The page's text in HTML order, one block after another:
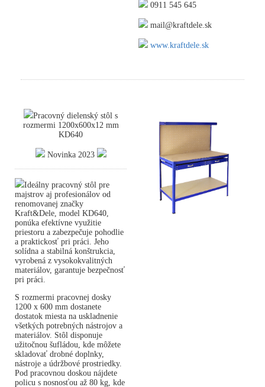
0911 545 645
mail@kraftdele.sk
www.kraftdele.sk
Pracovný dielenský stôl s
rozmermi 1200x600x12 mm
KD640
Novinka 2023
Ideálny pracovný stôl pre
majstrov aj profesionálov od
renomovanej značky
Kraft&Dele, model KD640,
ponúka efektívne využitie
priestoru a zabezpečuje pohodlie
a praktickosť pri práci. Jeho
solídna a stabilná konštrukcia,
vyrobená z vysokokvalitných
materiálov, garantuje bezpečnosť
pri práci.
S rozmermi pracovnej dosky
1200 x 600 mm dostanete
dostatok miesta na uskladnenie
všetkých potrebných nástrojov a
materiálov. Stôl disponuje
užitočnou šufládou, kde môžete
skladovať drobné doplnky,
nástroje a údržbové prostriedky.
Pod pracovnou doskou nájdete
policu s nosnosťou až 80 kg, kde